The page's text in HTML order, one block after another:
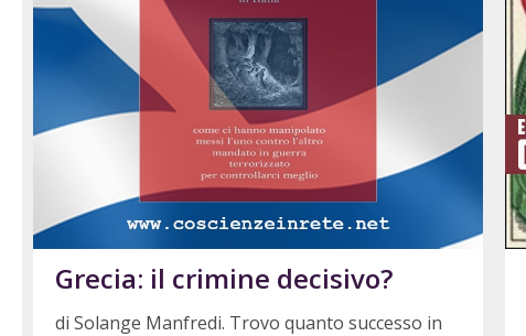
Grecia: il crimine decisivo?
di Solange Manfredi. Trovo quanto successo in